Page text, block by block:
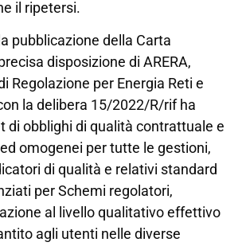
il ripetersi.
pubblicazione della Carta
disposizione di ARERA,
Regolazione per Energia Reti e
la delibera 15/2022/R/rif ha
di obblighi di qualità contrattuale e
omogenei per tutte le gestioni,
di qualità e relativi standard
per Schemi regolatori,
al livello qualitativo effettivo
agli utenti nelle diverse